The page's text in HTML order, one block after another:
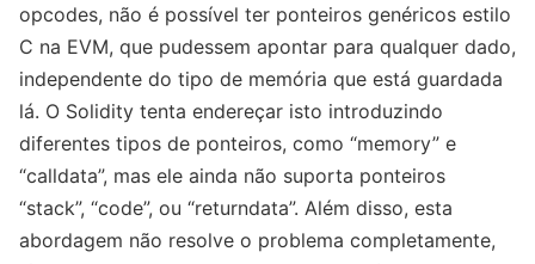
opcodes, não é possível ter ponteiros genéricos estilo
C na EVM, que pudessem apontar para qualquer dado,
independente do tipo de memória que está guardada
lá. O Solidity tenta endereçar isto introduzindo
diferentes tipos de ponteiros, como “memory” e
“calldata”, mas ele ainda não suporta ponteiros
“stack”, “code”, ou “returndata”. Além disso, esta
abordagem não resolve o problema completamente,